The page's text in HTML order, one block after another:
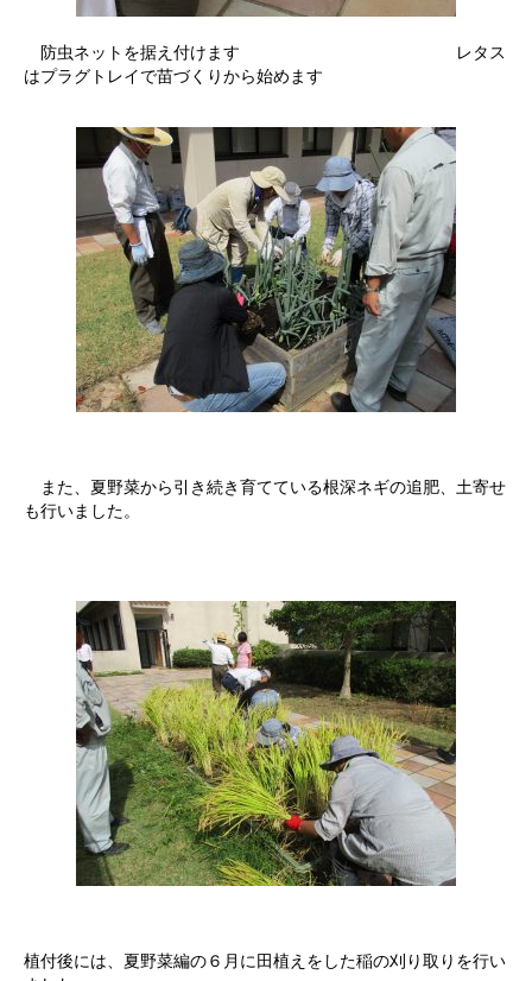
防虫ネットを据え付けます レタス
はプラグトレイで苗づくりから始めます
また、夏野菜から引き続き育てている根深ネギの追肥、土寄せ
も行いました。
植付後には、夏野菜編の６月に田植えをした稲の刈り取りを行い